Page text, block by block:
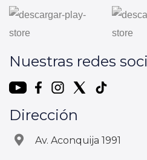
Nuestras redes
Dirección
Av. Aconquija 1991